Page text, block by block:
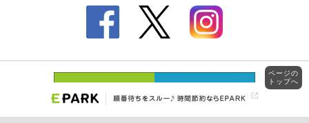
ページの
トップへ